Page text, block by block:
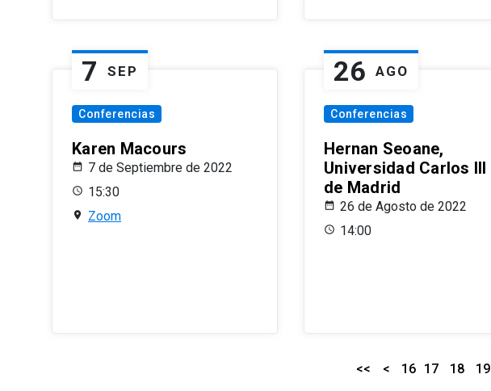
7 SEP
Conferencias
Karen Macours
7 de Septiembre de 2022
15:30
Zoom
26 AGO
Conferencias
Hernan Seoane,
Universidad Carlos III
de Madrid
26 de Agosto de 2022
14:00
<< < 16 17 18 19